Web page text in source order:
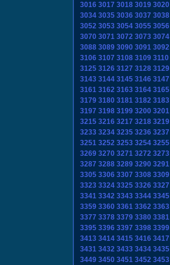
3016 3017 3018 3019 3020
3034 3035 3036 3037 3038
3052 3053 3054 3055 3056
3070 3071 3072 3073 3074
3088 3089 3090 3091 3092
3106 3107 3108 3109 3110
3125 3126 3127 3128 3129
3143 3144 3145 3146 3147
3161 3162 3163 3164 3165
3179 3180 3181 3182 3183
3197 3198 3199 3200 3201
3215 3216 3217 3218 3219
3233 3234 3235 3236 3237
3251 3252 3253 3254 3255
3269 3270 3271 3272 3273
3287 3288 3289 3290 3291
3305 3306 3307 3308 3309
3323 3324 3325 3326 3327
3341 3342 3343 3344 3345
3359 3360 3361 3362 3363
3377 3378 3379 3380 3381
3395 3396 3397 3398 3399
3413 3414 3415 3416 3417
3431 3432 3433 3434 3435
3449 3450 3451 3452 3453